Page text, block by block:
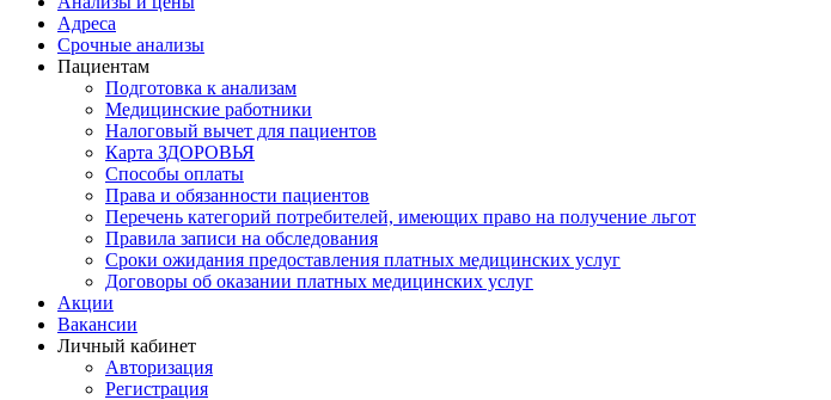
Адреса
Срочные анализы
Пациентам
Подготовка к анализам
Медицинские работники
Налоговый вычет для пациентов
Карта ЗДОРОВЬЯ
Способы оплаты
Права и обязанности пациентов
Перечень категорий потребителей, имеющих право на получение льгот
Правила записи на обследования
Сроки ожидания предоставления платных медицинских услуг
Договоры об оказании платных медицинских услуг
Акции
Вакансии
Личный кабинет
Авторизация
Регистрация